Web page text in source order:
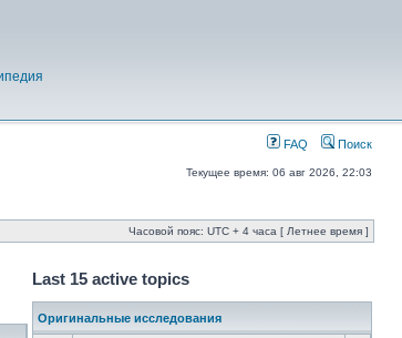
FAQ Поиск
Текущее время: 06 авг 2026, 22:03
Часовой пояс: UTC + 4 часа [ Летнее время ]
Last 15 active topics
Оригинальные исследования